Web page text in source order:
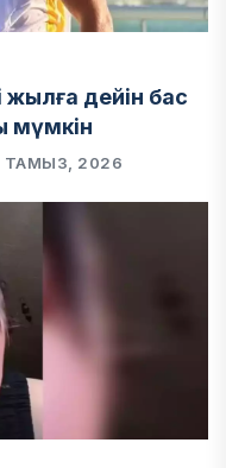
дейін бас
мүмкін
ТАМЫЗ, 2026